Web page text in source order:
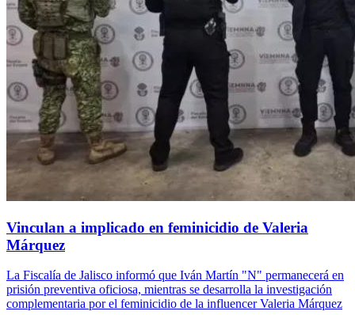
Vinculan a implicado en feminicidio de Valeria
Márquez
La Fiscalía de Jalisco informó que Iván Martín "N" permanecerá en
prisión preventiva oficiosa, mientras se desarrolla la investigación
complementaria por el feminicidio de la influencer Valeria Márquez